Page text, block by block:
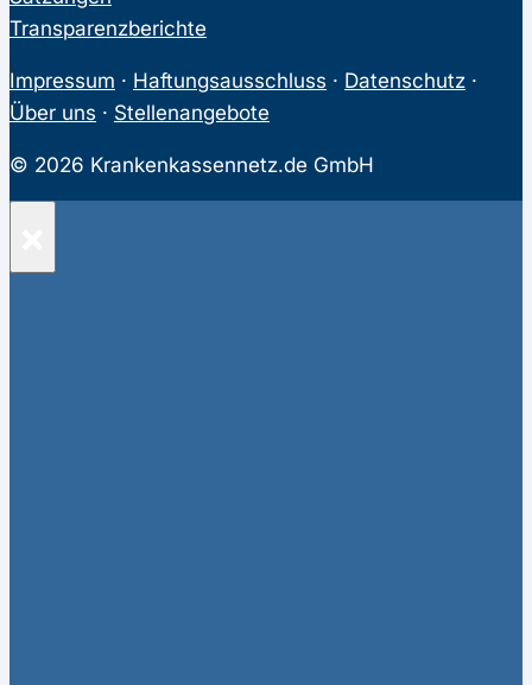
Transparenzberichte
Impressum · Haftungsausschluss · Datenschutz ·
Über uns · Stellenangebote
© 2026 Krankenkassennetz.de GmbH